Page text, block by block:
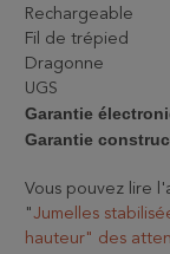
Rechargeable
Fil de trépied
Dragonne
UGS
Garantie
Garantie
Vous pouvez lire
"Jumelles
hauteur" des